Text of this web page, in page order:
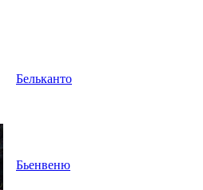
Бельканто
Бьенвеню